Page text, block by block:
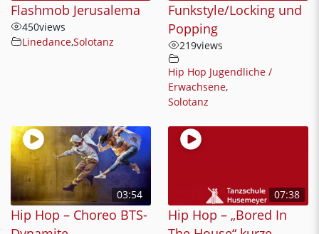
Flashmob Jerusalema
450views
Linedance,Solotanz
Funkstyle/Locking und
Popping
219views
Hip Hop Jugendliche /
Erwachsene,
Solotanz
03:54
Hip Hop – Choreo BTS-
07:38
Hip Hop – „Bored In